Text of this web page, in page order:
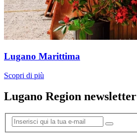
Lugano Marittima
Scopri di più
Lugano Region newsletter